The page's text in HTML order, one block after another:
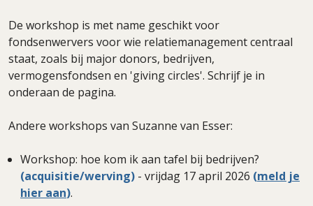
De workshop is met name geschikt voor
fondsenwervers voor wie relatiemanagement centraal
staat, zoals bij major donors, bedrijven,
vermogensfondsen en 'giving circles'. Schrijf je in
onderaan de pagina.
Andere workshops van Suzanne van Esser:
Workshop: hoe kom ik aan tafel bij bedrijven?
(acquisitie/werving) - vrijdag 17 april 2026 (meld je
hier aan).